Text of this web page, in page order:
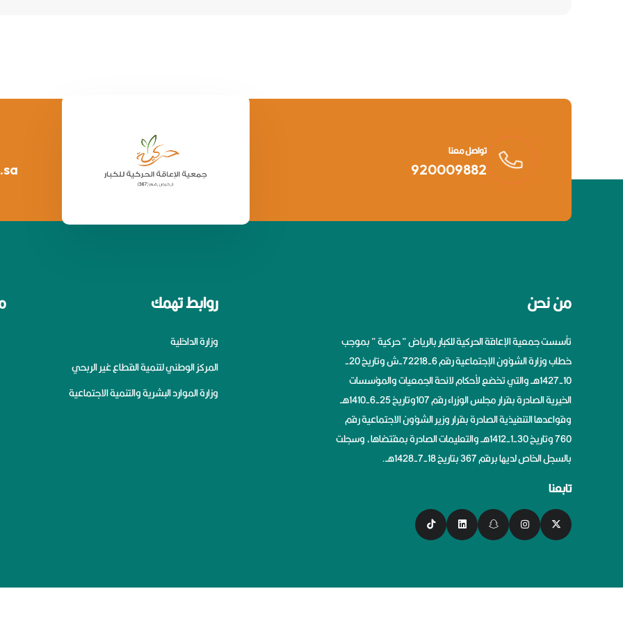
تواصل معنا
920009882
من نحن
تأسست جمعية الإعاقة الحركية للكبار بالرياض ” حركية ” بموجب
خطاب وزارة الشؤون الإجتماعية رقم 6-72218-ش وتاريخ 20-
10-1427هــ والتي تخضع لأحكام لائحة الجمعيات والمؤسسات
الخيرية الصادرة بقرار مجلس الوزراء رقم 107وتاريخ 25-6-1410هــ
وقواعدها التنفيذية الصادرة بقرار وزير الشؤون الاجتماعية رقم
760 وتاريخ 30-1-1412هــ والتعليمات الصادرة بمقتضاها، وسجلت
بالسجل الخاص لديها برقم 367 بتاريخ 18-7-1428هــ.
تابعنا
روابط تهمك
وزارة الداخلية
المركز الوطني لتنمية القطاع غير الربحي
وزارة الموارد البشرية والتنمية الاجتماعية